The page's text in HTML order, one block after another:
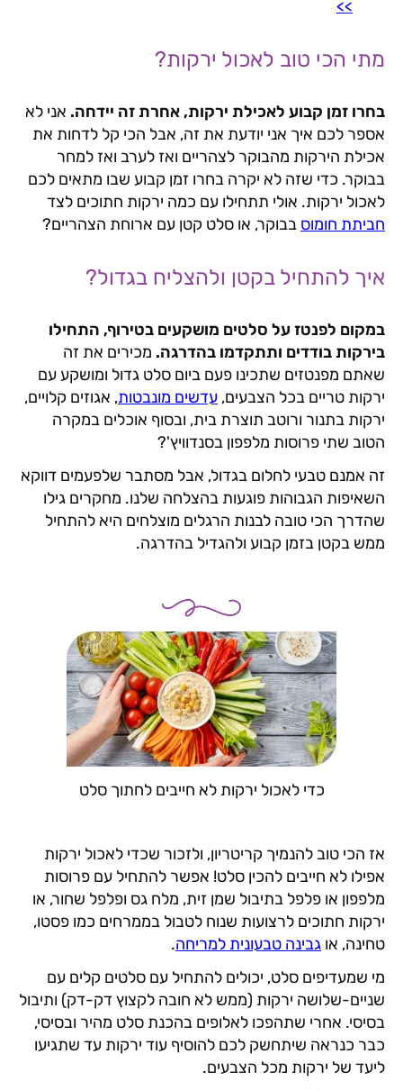
>>
מתי הכי טוב לאכול ירקות?
בחרו זמן קבוע לאכילת ירקות, אחרת זה יידחה. אני לא
אספר לכם איך אני יודעת את זה, אבל הכי קל לדחות את
אכילת הירקות מהבוקר לצהריים ואז לערב ואז למחר
בבוקר. כדי שזה לא יקרה בחרו זמן קבוע שבו מתאים לכם
לאכול ירקות. אולי תתחילו עם כמה ירקות חתוכים לצד
חביתת חומוס בבוקר, או סלט קטן עם ארוחת הצהריים?
איך להתחיל בקטן ולהצליח בגדול?
במקום לפנטז על סלטים מושקעים בטירוף, התחילו
בירקות בודדים ותתקדמו בהדרגה. מכירים את זה
שאתם מפנטזים שתכינו פעם ביום סלט גדול ומושקע עם
ירקות טריים בכל הצבעים, עדשים מונבטות, אגוזים קלויים,
ירקות בתנור ורוטב תוצרת בית, ובסוף אוכלים במקרה
הטוב שתי פרוסות מלפפון בסנדוויץ'?
זה אמנם טבעי לחלום בגדול, אבל מסתבר שלפעמים דווקא
השאיפות הגבוהות פוגעות בהצלחה שלנו. מחקרים גילו
שהדרך הכי טובה לבנות הרגלים מוצלחים היא להתחיל
ממש בקטן בזמן קבוע ולהגדיל בהדרגה.
כדי לאכול ירקות לא חייבים לחתוך סלט
אז הכי טוב להנמיך קריטריון, ולזכור שכדי לאכול ירקות
אפילו לא חייבים להכין סלט! אפשר להתחיל עם פרוסות
מלפפון או פלפל בתיבול שמן זית, מלח גס ופלפל שחור, או
ירקות חתוכים לרצועות שנוח לטבול בממרחים כמו פסטו,
טחינה, או גבינה טבעונית למריחה.
מי שמעדיפים סלט, יכולים להתחיל עם סלטים קלים עם
שניים-שלושה ירקות (ממש לא חובה לקצוץ דק-דק) ותיבול
בסיסי. אחרי שתהפכו לאלופים בהכנת סלט מהיר ובסיסי,
כבר כנראה שיתחשק לכם להוסיף עוד ירקות עד שתגיעו
ליעד של ירקות מכל הצבעים.